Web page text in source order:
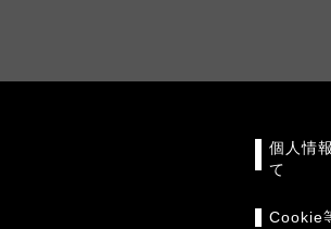
個人情
て
Cookie